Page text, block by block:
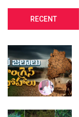
RECENT